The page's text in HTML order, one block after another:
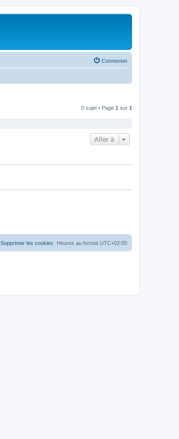
Connexion
0 sujet • Page 1 sur 1
Aller à
Heures au format UTC+02:00
Supprimer les cookies